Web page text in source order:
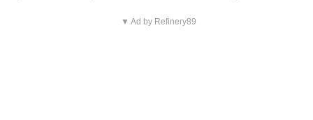
▼ Ad by Refinery89